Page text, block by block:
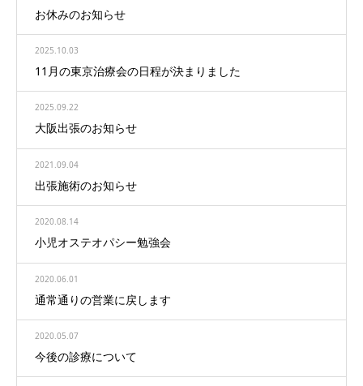
お休みのお知らせ
2025.10.03
11月の東京治療会の日程が決まりました
2025.09.22
大阪出張のお知らせ
2021.09.04
出張施術のお知らせ
2020.08.14
小児オステオパシー勉強会
2020.06.01
通常通りの営業に戻します
2020.05.07
今後の診療について